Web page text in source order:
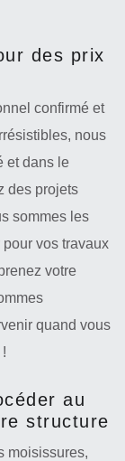
des prix
confirmé et
nous
et dans le
des projets
sommes les
vos travaux
votre
quand vous
au
structure
moisissures,